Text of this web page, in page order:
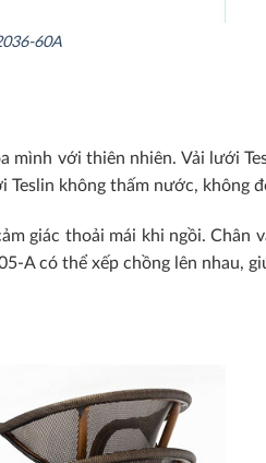
60A
mình với thiên nhiên. Vải lưới
không thấm nước, không
giác thoải mái khi ngồi.
A có thể xếp chồng lên nhau,